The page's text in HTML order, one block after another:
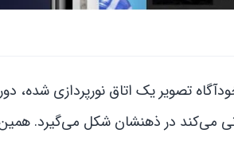
تصویر یک اتاق نورپردازی شده،
می‌کند در ذهنشان شکل می‌گیرد.